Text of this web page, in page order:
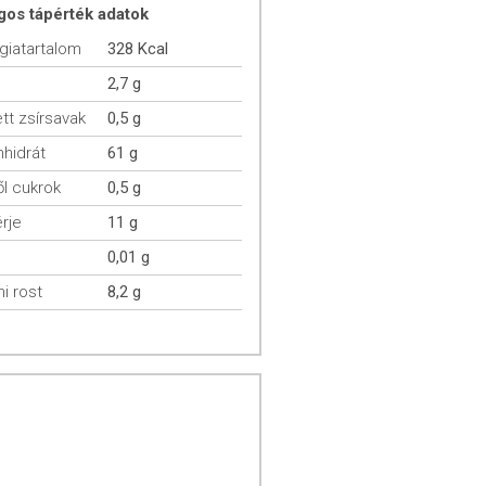
tápérték adatok
328 Kcal
2,7 g
zsírsavak
0,5 g
61 g
cukrok
0,5 g
11 g
0,01 g
rost
8,2 g